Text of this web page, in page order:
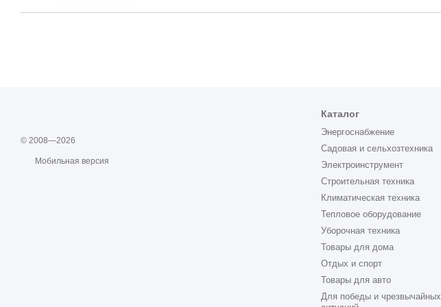
© 2008—2026
Мобильная версия
Каталог
Энергоснабжение
Садовая и сельхозтехника
Электроинструмент
Строительная техника
Климатическая техника
Тепловое оборудование
Уборочная техника
Товары для дома
Отдых и спорт
Товары для авто
Для победы и чрезвычайных